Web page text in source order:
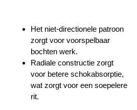
Het niet-directionele patroon
zorgt voor voorspelbaar
bochten werk.
Radiale constructie zorgt
voor betere schokabsorptie,
wat zorgt voor een soepelere
rit.